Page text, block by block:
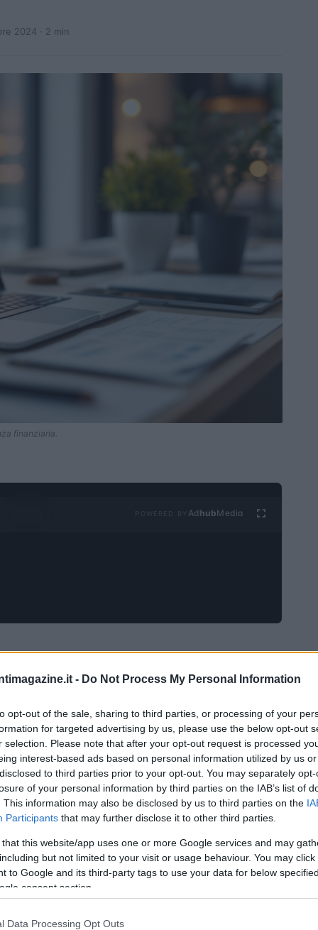
- Do Not Process My Personal Information
opt-out of the sale, sharing to third parties, or processing of your
for targeted advertising by us, please use the below opt-out
selection. Please note that after your opt-out request is processed
interest-based ads based on personal information utilized by us
to third parties prior to your opt-out. You may separately
of your personal information by third parties on the IAB’s list of
This information may also be disclosed by us to third parties on the
Participants that may further disclose it to other third parties.
that this website/app uses one or more Google services and may
but not limited to your visit or usage behaviour. You may
to Google and its third-party tags to use your data for below
consent section.
Data Processing Opt Outs
2024 · 2 min
finanziaria.
Ad hubMedia
nel settore finanziario
emergente offre strumenti innovativi che possono
dei consulenti, migliorando al contempo
indagine condotta da e*finance Consulting Reply, i
interesse verso l’adozione di queste tecnologie,
il modo in cui lavorano.
AI
vedono nella generative AI un’opportunità per
interazioni con i clienti. Tra le applicazioni più
l’ottimizzazione della pianificazione giornaliera